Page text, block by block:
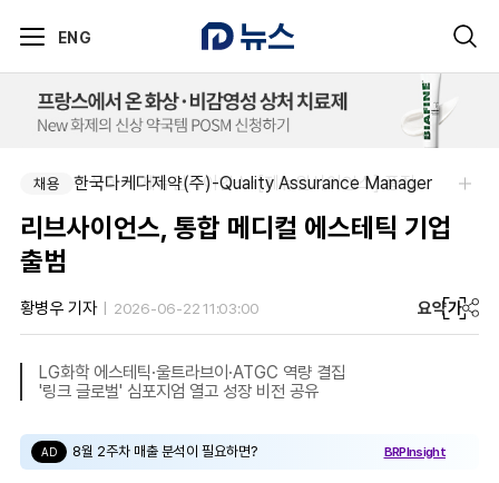
ENG
채용 주식회사 제뉴원사이언스-[제뉴원사이언스] 품질관리약사 모집(경력무관)
채용 한국다케다제약(주)-Quality Assurance Manager
리브사이언스, 통합 메디컬 에스테틱 기업
출범
황병우 기자 2026-06-22 11:03:00 요약가
LG화학 에스테틱·울트라브이·ATGC 역량 결집
'링크 글로벌' 심포지엄 열고 성장 비전 공유
AD 8월 2주차 매출 분석이 필요하면? BRPInsight